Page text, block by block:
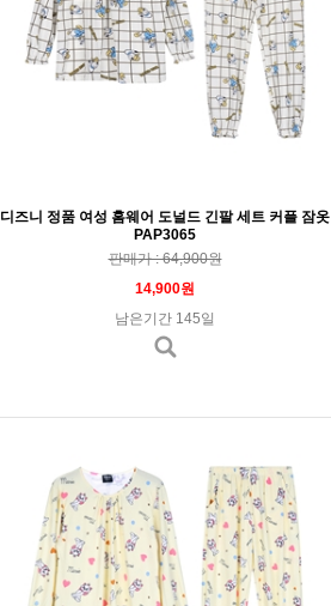
디즈니 정품 여성 홈웨어 도널드 긴팔 세트 커플 잠옷
PAP3065
판매가 : 64,900원
14,900원
남은기간 145일